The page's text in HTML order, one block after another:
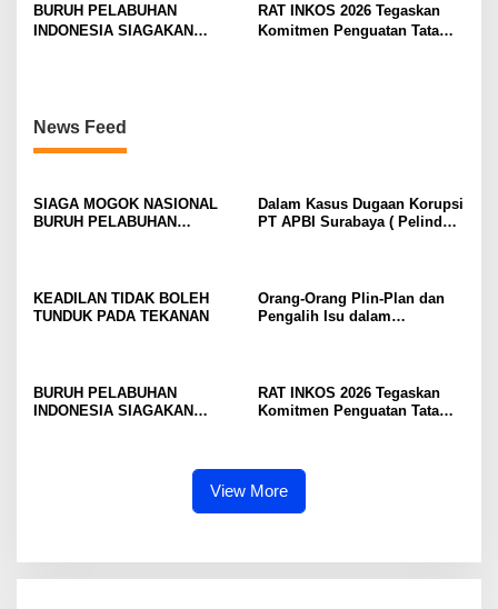
BURUH PELABUHAN
INDONESIA SIAGAKAN
RAT INKOS 2026 Tegaskan
Komitmen Penguatan Tata
News Feed
SIAGA MOGOK NASIONAL
BURUH PELABUHAN
KONSOLIDASI LINTAS
ELEMEN DEWAN BURUH
Dalam Kasus Dugaan Korupsi
PT APBI Surabaya ( Pelindo
Kriminalisasi
KEADILAN TIDAK BOLEH
TUNDUK PADA TEKANAN
Orang-Orang Plin-Plan dan
Pengalih Isu dalam
BURUH PELABUHAN
INDONESIA SIAGAKAN
RAT INKOS 2026 Tegaskan
Komitmen Penguatan Tata
– 2031
View More